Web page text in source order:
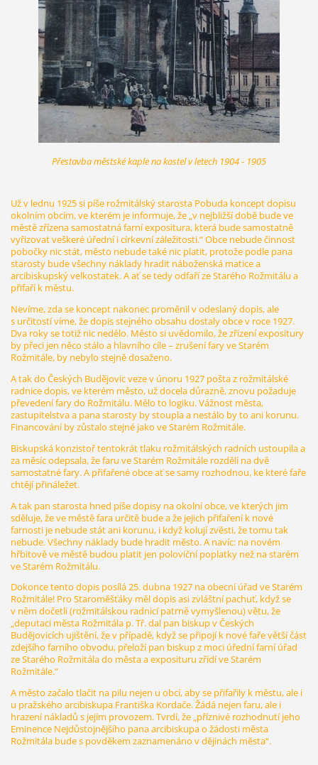
Přestavba městské kaple na kostel v letech 1904 - 1905
Už v lednu 1925 si píše rožmitálský starosta Pobuda koncept dopisu
okolním obcím, ve kterém je informuje, že „v nejbližší době bude ve
městě zřízena samostatná farní expositura, která bude samostatně
vyřizovat veškeré úřední i církevní záležitosti.“ Obce nebude činnost
pobočky nic stát, město nebude také nic platit, protože podle pana
starosty bude všechny náklady hradit náboženská matice a
arcibiskupský velkostatek. A ať se tedy odfaří ze Starého Rožmitálu a
přifaří k městu.
Nevíme, zda se koncept nakonec proměnil v odeslaný dopis, ale
s určitostí víme, že dopis stejného obsahu dostaly obce v roce 1927.
Dva roky se totiž nic nedělo. Město si uvědomilo, že zřízení expositury
by přeci jen něco stálo a hlavního cíle – zrušení fary ve Starém
Rožmitále, by nebylo stejně dosaženo.
A tak do Českých Budějovic veze v únoru 1927 pošta z rožmitálské
radnice dopis, ve kterém město, už docela důrazně, znovu požaduje
převedení fary do Rožmitálu. Mělo to logiku. Vážnost města,
zastupitelstva a pana starosty by stoupla a nestálo by to ani korunu.
Financování by zůstalo stejné jako ve Starém Rožmitále.
Biskupská konzistoř tentokrát tlaku rožmitálských radních ustoupila a
za měsíc odepsala, že faru ve Starém Rožmitále rozdělí na dvě
samostatné fary. A přifařené obce ať se samy rozhodnou, ke které faře
chtějí přináležet.
A tak pan starosta hned píše dopisy na okolní obce, ve kterých jim
sděluje, že ve městě fara určitě bude a že jejich přifaření k nové
farnosti je nebude stát ani korunu, i když kolují zvěsti, že tomu tak
nebude. Všechny náklady bude hradit město. A navíc: na novém
hřbitově ve městě budou platit jen poloviční poplatky než na starém
ve Starém Rožmitálu.
Dokonce tento dopis posílá 25. dubna 1927 na obecní úřad ve Starém
Rožmitále! Pro Staroměšťáky měl dopis asi zvláštní pachuť, když se
v něm dočetli (rožmitálskou radnicí patrně vymyšlenou) větu, že
„deputaci města Rožmitála p. Tř. dal pan biskup v Českých
Budějovicích ujištění, že v případě, když se připojí k nové faře větší část
zdejšího farního obvodu, přeloží pan biskup z moci úřední farní úřad
ze Starého Rožmitála do města a exposituru zřídí ve Starém
Rožmitále.“
A město začalo tlačit na pilu nejen u obcí, aby se přifařily k městu, ale i
u pražského arcibiskupa Františka Kordače. Žádá nejen faru, ale i
hrazení nákladů s jejím provozem. Tvrdí, že „příznivé rozhodnutí jeho
Eminence Nejdůstojnějšího pana arcibiskupa o žádosti města
Rožmitála bude s povděkem zaznamenáno v dějinách města“.